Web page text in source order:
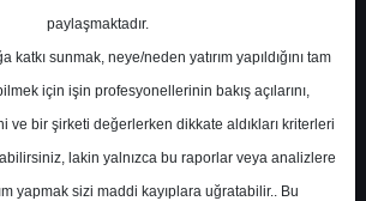
Kurum Sayısı
21
paylaşmaktadır.
katkı sunmak, neye/neden yatırım yapıldığını tam
için işin profesyonellerinin bakış açılarını,
ve bir şirketi değerlerken dikkate aldıkları kriterleri
lakin yalnızca bu raporlar veya analizlere
yapmak sizi maddi kayıplara uğratabilir.. Bu